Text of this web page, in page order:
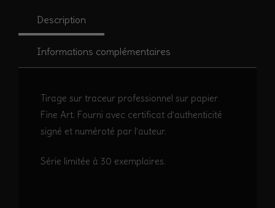
Description
Informations complémentaires
Tirage sur traceur professionnel sur papier
Fine Art. Fourni avec certificat d’authenticité
signé et numéroté par l’auteur.
Série limitée à 30 exemplaires.